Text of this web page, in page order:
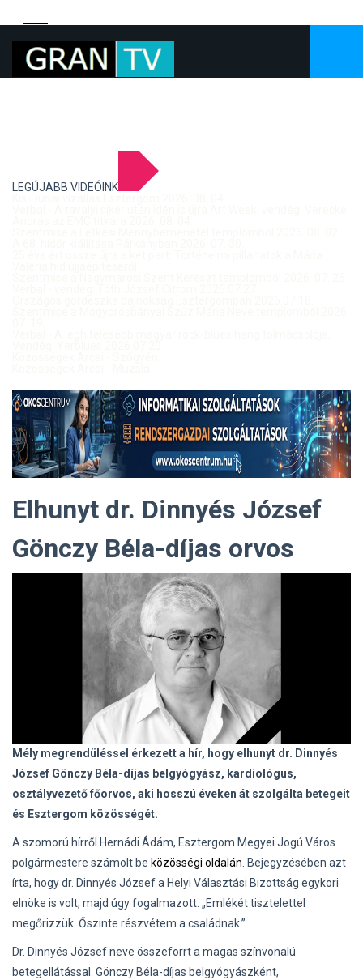
LEGÚJABB VIDEÓINK
Elhunyt dr. Dinnyés József
Gönczy Béla-díjas orvos
Mély megrendüléssel érkezett a hír, hogy elhunyt dr. Dinnyés
József Gönczy Béla-díjas belgyógyász, kardiológus,
osztályvezető főorvos, aki hosszú éveken át szolgálta betegeit
és Esztergom közösségét.
A szomorú hírről Hernádi Ádám, Esztergom Megyei Jogú Város
polgármestere számolt be közösségi oldalán . Bejegyzésében azt
írta, hogy dr. Dinnyés József a Helyi Választási Bizottság egykori
elnöke is volt, majd úgy fogalmazott: „Emlékét tisztelettel
megőrizzük. Őszinte részvétem a családnak.”
Dr. Dinnyés József neve összeforrt a magas színvonalú
betegellátással. Gönczy Béla-díjas belgyógyászként,